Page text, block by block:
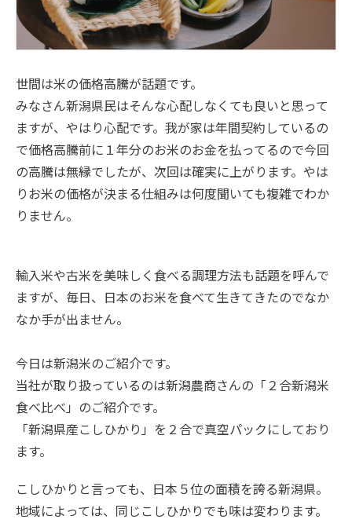
世間は米の価格高騰が話題です。
みなさん新潟県民はそんな心配しなくても良いと思って
ますが、やはり心配です。我が家は年間契約しているの
で価格高騰前に１年分のお米のお金を払ってるので今回
の高騰は無縁でしたが、次回は確実に上がります。やは
りお米の価格が決まる仕組みは何度聞いても複雑でわか
りません。
輸入米や古米を美味しく食べる調理方法も話題を呼んで
ますが、毎日、日本のお米を食べて生きてきたのでなか
なか手が出ません。
今日は新潟米のご紹介です。
当社が取り扱っているのは新潟農商さんの「２合新潟米
食べ比べ」のご紹介です。
「新潟県産こしひかり」を２合で真空パックにしており
ます。
こしひかりと言っても、日本５位の面積を誇る新潟県。
地域によっては、同じこしひかりでも味は変わります。